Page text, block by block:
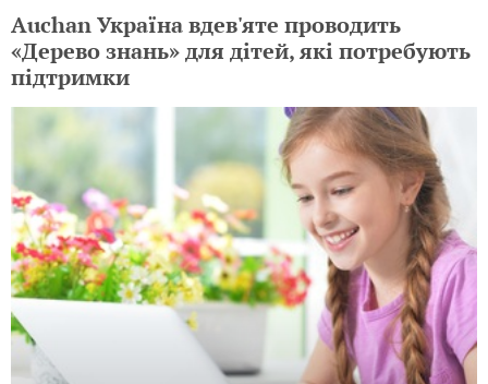
Auchan Україна вдев'яте проводить
«Дерево знань» для дітей, які потребують
підтримки